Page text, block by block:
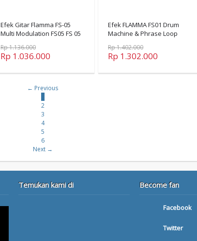
Efek Gitar Flamma FS-05
Multi Modulation FS05 FS 05
Rp 1.136.000
Rp 1.036.000
Efek FLAMMA FS01 Drum
Machine & Phrase Loop
Rp 1.402.000
Rp 1.302.000
← Previous
2
3
4
5
6
Next →
Temukan kami di Become fan
Facebook
Twitter